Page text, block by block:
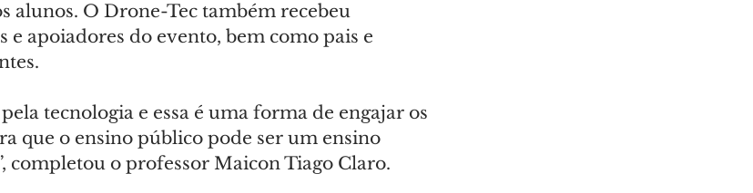
alunos. O Drone-Tec também recebeu
e apoiadores do evento, bem como pais e
tecnologia e essa é uma forma de engajar os
que o ensino público pode ser um ensino
completou o professor Maicon Tiago Claro.